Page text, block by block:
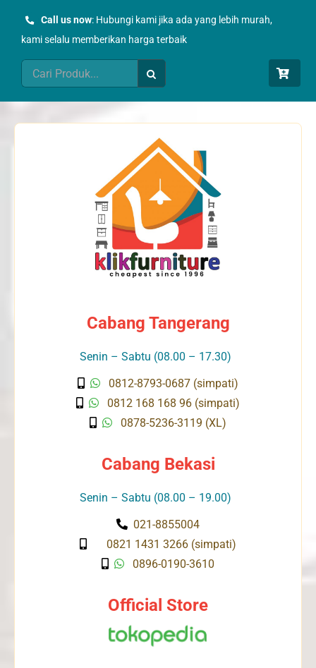
Call us now: Hubungi kami jika ada yang lebih murah,
kami selalu memberikan harga terbaik
Search
for:
Cabang Tangerang
Senin – Sabtu (08.00 – 17.30)
0812-8793-0687 (simpati)
0812 168 168 96 (simpati)
0878-5236-3119 (XL)
Cabang Bekasi
Senin – Sabtu (08.00 – 19.00)
021-8855004
0821 1431 3266 (simpati)
0896-0190-3610
Official Store